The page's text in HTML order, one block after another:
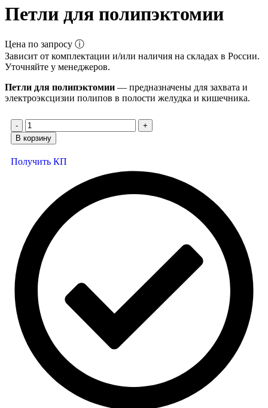
Петли для полипэктомии
Цена по запросу ⓘ
Зависит от комплектации и/или наличия на складах в России.
Уточняйте у менеджеров.
Петли для полипэктомии — предназначены для захвата и
электроэксцизии полипов в полости желудка и кишечника.
В корзину
Получить КП